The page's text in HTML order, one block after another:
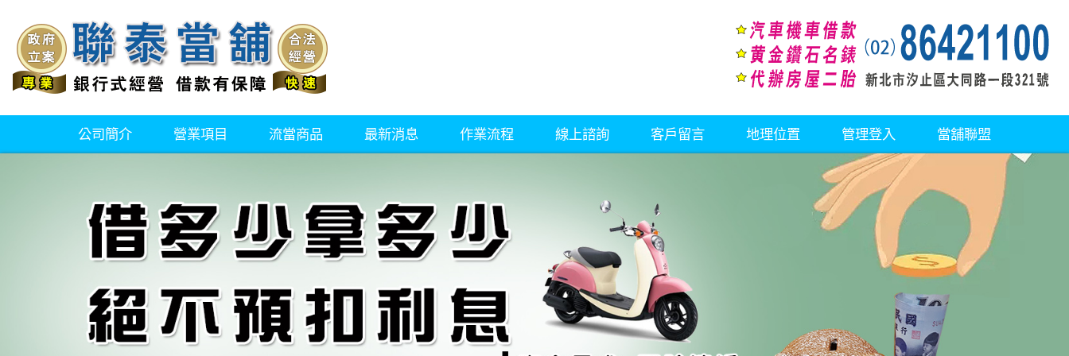
公司簡介 營業項目 流當商品 最新消息 作業流程 線上諮詢 客戶留言 地理位置 管理登入 當舖聯盟